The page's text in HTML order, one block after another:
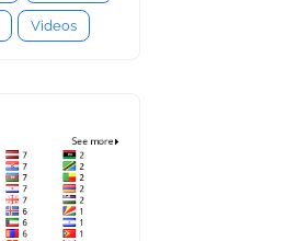
Videos